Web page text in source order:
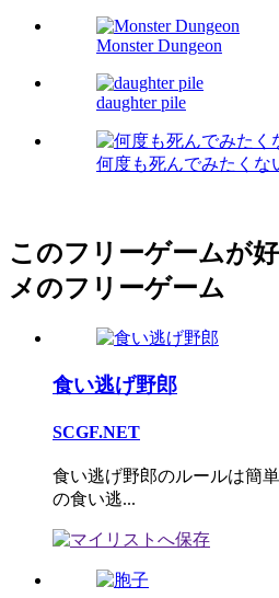
Monster Dungeon
daughter pile
何度も死んでみたくな
このフリーゲームが
メのフリーゲーム
食い逃げ野郎
SCGF.NET
食い逃げ野郎のルールは簡
の食い逃...